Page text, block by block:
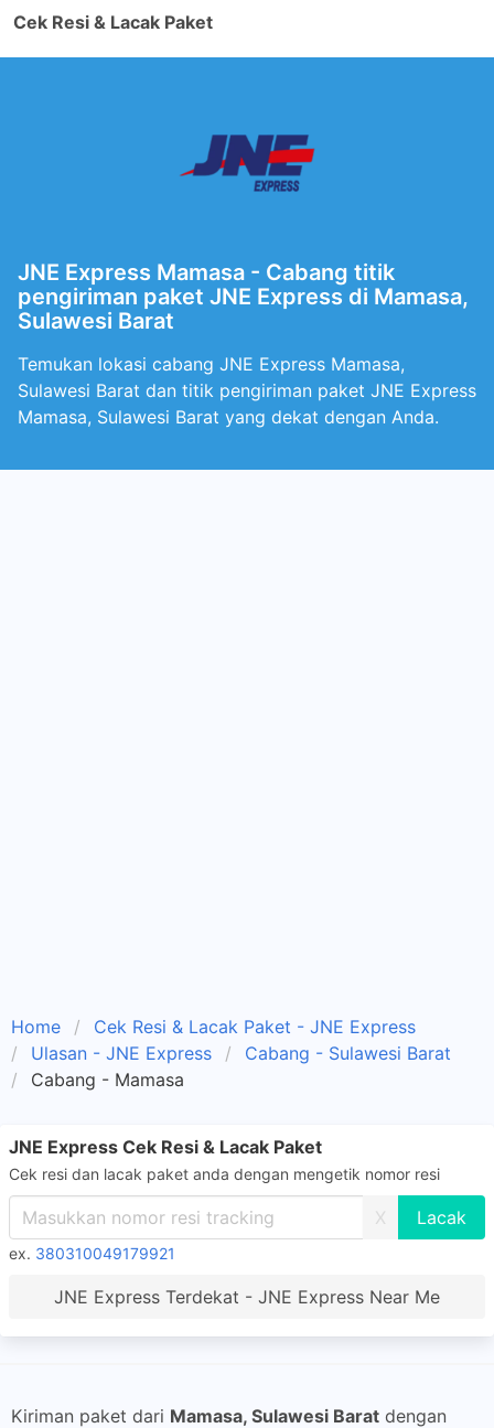
Cek Resi & Lacak Paket
JNE Express Mamasa - Cabang titik
pengiriman paket JNE Express di Mamasa,
Sulawesi Barat
Temukan lokasi cabang JNE Express Mamasa,
Sulawesi Barat dan titik pengiriman paket JNE Express
Mamasa, Sulawesi Barat yang dekat dengan Anda.
Home
Cek Resi & Lacak Paket - JNE Express
Ulasan - JNE Express
Cabang - Sulawesi Barat
Cabang - Mamasa
JNE Express Cek Resi & Lacak Paket
Cek resi dan lacak paket anda dengan mengetik nomor resi
X
ex. 380310049179921
JNE Express Terdekat - JNE Express Near Me
Kiriman paket dari Mamasa, Sulawesi Barat dengan